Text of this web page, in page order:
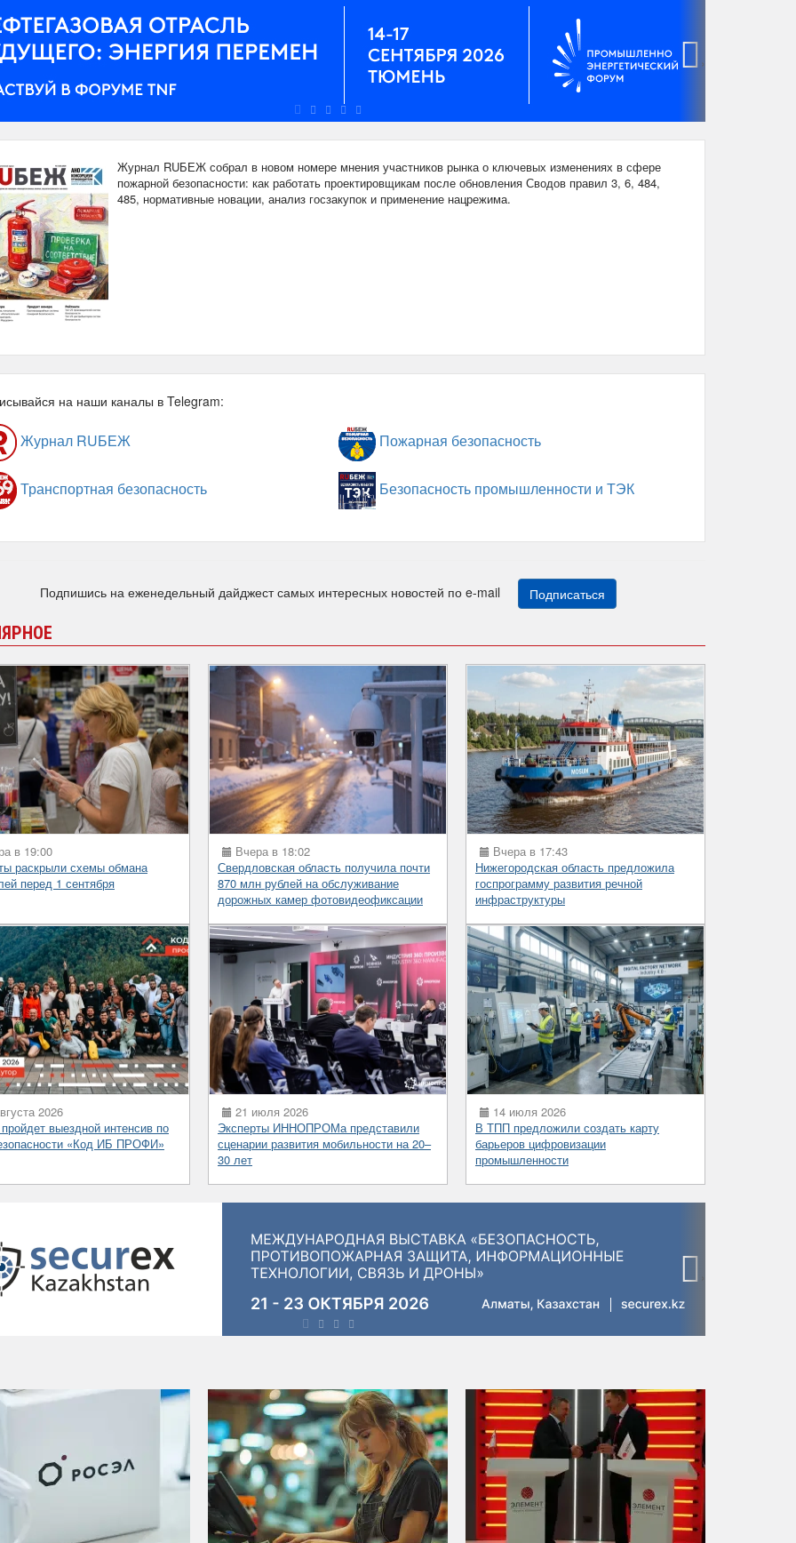
›
Журнал RUБЕЖ собрал в новом номере мнения участников рынка о ключевых изменениях в сфере
пожарной безопасности: как работать проектировщикам после обновления Сводов правил 3, 6, 484,
485, нормативные новации, анализ госзакупок и применение нацрежима.
на наши каналы в Telegram:
Журнал RUБЕЖ Пожарная безопасность
Транспортная безопасность Безопасность промышленности и ТЭК
Подпишись на еженедельный дайджест самых интересных новостей по e-mail Подписаться
в 19:00
раскрыли схемы обмана
перед 1 сентября
Вчера в 18:02
Свердловская область получила почти
870 млн рублей на обслуживание
дорожных камер фотовидеофиксации
Вчера в 17:43
Нижегородская область предложила
госпрограмму развития речной
инфраструктуры
2026
выездной интенсив по
«Код ИБ ПРОФИ»
21 июля 2026
Эксперты ИННОПРОМа представили
сценарии развития мобильности на 20–
30 лет
14 июля 2026
В ТПП предложили создать карту
барьеров цифровизации
промышленности